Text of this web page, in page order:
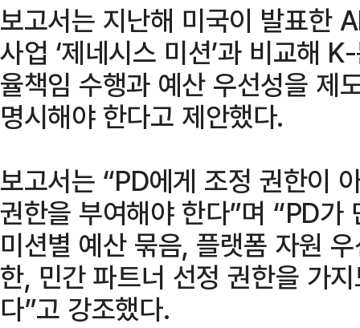
보고서는 지난해 미국이 발표한
사업 ‘제네시스 미션’과 비교해
율책임 수행과 예산 우선성을 제
명시해야 한다고 제안했다.
보고서는 “PD에게 조정 권한이
권한을 부여해야 한다”며 “PD가
미션별 예산 묶음, 플랫폼 자원
한, 민간 파트너 선정 권한을 가
다”고 강조했다.